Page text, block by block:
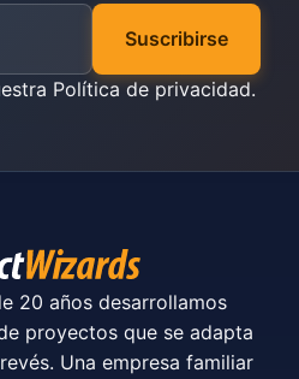
Suscribirse
Política de privacidad.
20 años desarrollamos
proyectos que se adapta
Una empresa familiar